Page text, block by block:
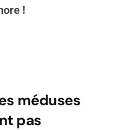
!
méduses
pas